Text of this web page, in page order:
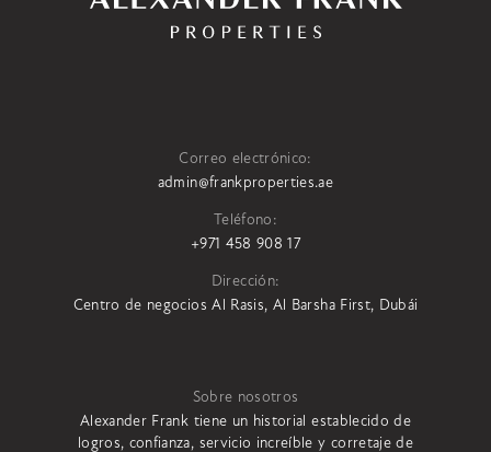
Correo electrónico:
admin@frankproperties.ae
Teléfono:
+971 458 908 17
Dirección:
Centro de negocios Al Rasis, Al Barsha First, Dubái
Sobre nosotros
Alexander Frank tiene un historial establecido de
logros, confianza, servicio increíble y corretaje de